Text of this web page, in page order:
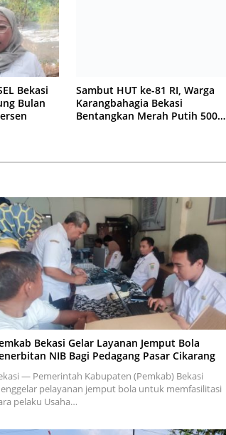
Bekasi
Bulan
Sambut HUT ke-81 RI, Warga
Karangbahagia Bekasi
Bentangkan Merah Putih 500
Bekasi Gelar Layanan Jemput Bola
NIB Bagi Pedagang Pasar Cikarang
— Pemerintah Kabupaten (Pemkab) Bekasi
pelayanan jemput bola untuk memfasilitasi
pelaku Usaha…